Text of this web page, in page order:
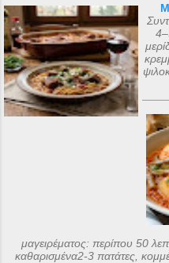
μαγειρέματος: περίπου 50
καθαρισμένα2-3 πατάτες,